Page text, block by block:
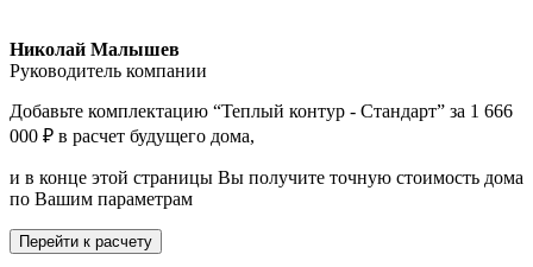
Николай Малышев
Руководитель компании
Добавьте комплектацию “Теплый контур - Стандарт” за 1 666
000 ₽ в расчет будущего дома,
и в конце этой страницы Вы получите точную стоимость дома
по Вашим параметрам
Перейти к расчету